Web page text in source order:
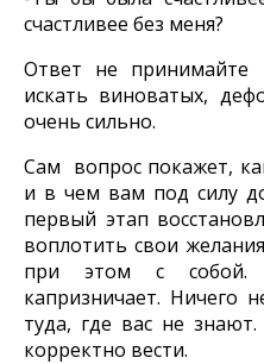
счастливее без меня?
Ответ не принимайте
искать виноватых,
очень сильно.
Сам вопрос покажет,
и в чем вам под силу
первый этап
воплотить свои
при этом с собой.
капризничает. Ничего
туда, где вас не
корректно вести.